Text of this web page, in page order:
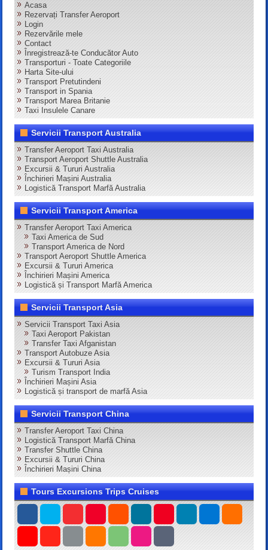
Acasa
Rezervați Transfer Aeroport
Login
Rezervările mele
Contact
Înregistrează-te Conducător Auto
Transporturi - Toate Categoriile
Harta Site-ului
Transport Pretutindeni
Transport in Spania
Transport Marea Britanie
Taxi Insulele Canare
Servicii Transport Australia
Transfer Aeroport Taxi Australia
Transport Aeroport Shuttle Australia
Excursii & Tururi Australia
Închirieri Mașini Australia
Logistică Transport Marfă Australia
Servicii Transport America
Transfer Aeroport Taxi America
Taxi America de Sud
Transport America de Nord
Transport Aeroport Shuttle America
Excursii & Tururi America
Închirieri Mașini America
Logistică și Transport Marfă America
Servicii Transport Asia
Servicii Transport Taxi Asia
Taxi Aeroport Pakistan
Transfer Taxi Afganistan
Transport Autobuze Asia
Excursii & Tururi Asia
Turism Transport India
Închirieri Mașini Asia
Logistică și transport de marfă Asia
Servicii Transport China
Transfer Aeroport Taxi China
Logistică Transport Marfă China
Transfer Shuttle China
Excursii & Tururi China
Închirieri Mașini China
Tours Excursions Trips Cruises